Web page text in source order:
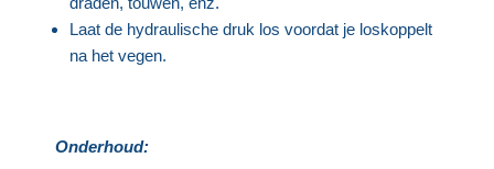
Laat de hydraulische druk los voordat je loskoppelt
na het vegen.
Onderhoud: